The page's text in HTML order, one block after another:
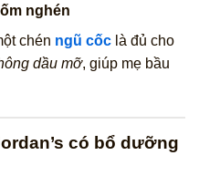
nghén
chén ngũ cốc là đủ cho
dầu mỡ, giúp mẹ bầu
có bổ dưỡng